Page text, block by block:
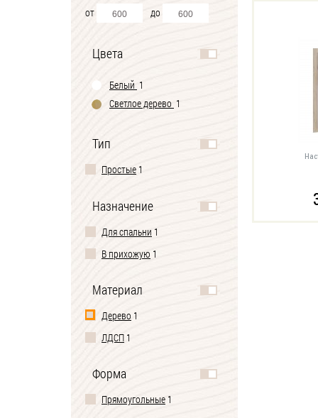
от до
Цвета
Белый 1
Светлое дерево 1
Тип
Простые 1
Назначение
Для спальни 1
В прихожую 1
Материал
Дерево 1
ЛДСП 1
Форма
Прямоугольные 1